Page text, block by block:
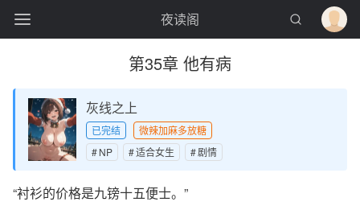
夜读阁
第35章 他有病
灰线之上
已完结
微辣加麻多放糖
NP
适合女生 剧情
“衬衫的价格是九镑十五便士。”